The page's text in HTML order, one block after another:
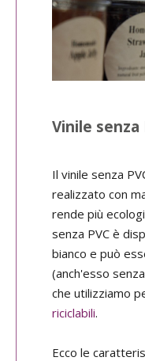
Vinile senza
Il vinile senza
realizzato con
rende più
senza PVC è
bianco e può
(anch'esso
che utilizziamo
riciclabili.
Ecco le